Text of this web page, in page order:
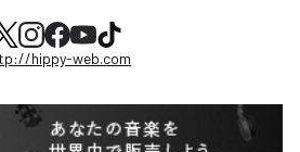
hippy-web.com